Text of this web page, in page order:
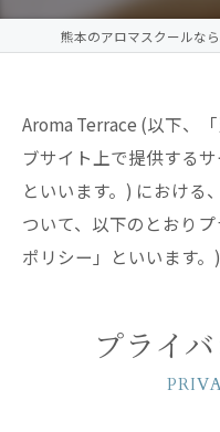
熊本のアロマスクールな
Aroma Terrace (以下、
ブサイト上で提供する
といいます。) における
ついて、以下のとおり
ポリシー」といいます。)
プライ